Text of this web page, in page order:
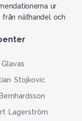
ur
näthandel och
Stojkovic
Lagerström